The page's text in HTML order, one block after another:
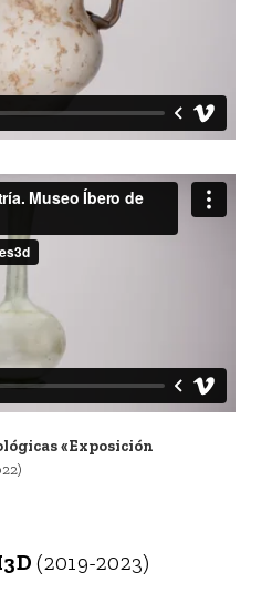
«Exposición
(2019-2023)